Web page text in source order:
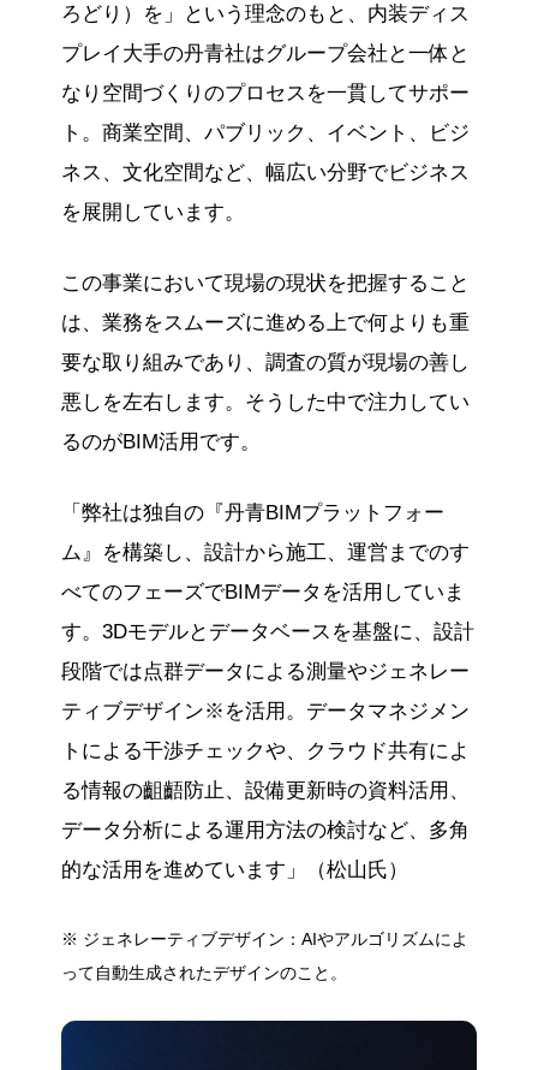
ろどり）を」という理念のもと、内装ディス
プレイ大手の丹青社はグループ会社と一体と
なり空間づくりのプロセスを一貫してサポー
ト。商業空間、パブリック、イベント、ビジ
ネス、文化空間など、幅広い分野でビジネス
を展開しています。
この事業において現場の現状を把握すること
は、業務をスムーズに進める上で何よりも重
要な取り組みであり、調査の質が現場の善し
悪しを左右します。そうした中で注力してい
るのがBIM活用です。
「弊社は独自の『丹青BIMプラットフォー
ム』を構築し、設計から施工、運営までのす
べてのフェーズでBIMデータを活用していま
す。3Dモデルとデータベースを基盤に、設計
段階では点群データによる測量やジェネレー
ティブデザイン※を活用。データマネジメン
トによる干渉チェックや、クラウド共有によ
る情報の齟齬防止、設備更新時の資料活用、
データ分析による運用方法の検討など、多角
的な活用を進めています」（松山氏）
※ ジェネレーティブデザイン：AIやアルゴリズムによ
って自動生成されたデザインのこと。